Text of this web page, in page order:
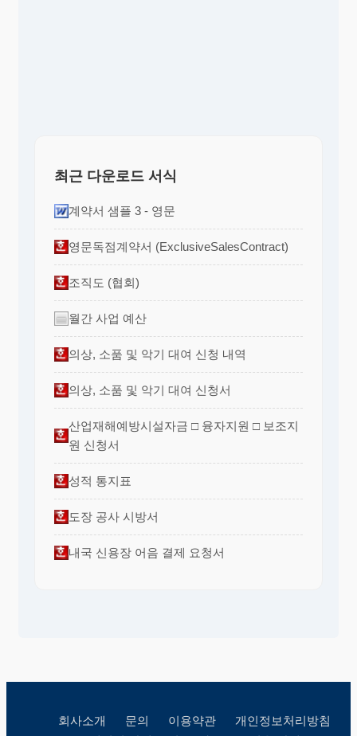
최근 다운로드 서식
계약서 샘플 3 - 영문
영문독점계약서 (ExclusiveSalesContract)
조직도 (협회)
월간 사업 예산
의상, 소품 및 악기 대여 신청 내역
의상, 소품 및 악기 대여 신청서
산업재해예방시설자금 □ 융자지원 □ 보조지
원 신청서
성적 통지표
도장 공사 시방서
내국 신용장 어음 결제 요청서
회사소개 문의 이용약관
개인정보처리방침